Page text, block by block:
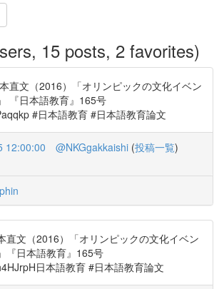
15 posts, 2 favorites)
直文（2016）「オリンピックの文化イベン
『日本語教育』165号
#日本語教育 #日本語教育論文
12:00:00 @NKGgakkaishi (投稿一覧)
直文（2016）「オリンピックの文化イベン
『日本語教育』165号
日本語教育 #日本語教育論文